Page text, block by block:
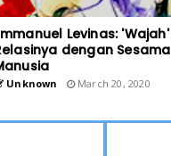
Levinas:
dengan Sesama
Unknown March 20, 2020